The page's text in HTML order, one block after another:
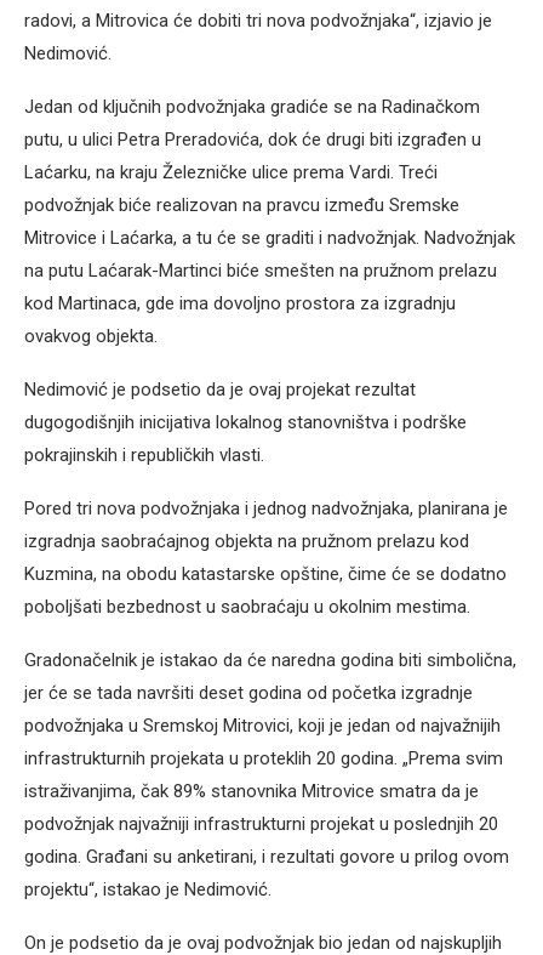
radovi, a Mitrovica će dobiti tri nova podvožnjaka“, izjavio je
Nedimović.
Jedan od ključnih podvožnjaka gradiće se na Radinačkom
putu, u ulici Petra Preradovića, dok će drugi biti izgrađen u
Laćarku, na kraju Železničke ulice prema Vardi. Treći
podvožnjak biće realizovan na pravcu između Sremske
Mitrovice i Laćarka, a tu će se graditi i nadvožnjak. Nadvožnjak
na putu Laćarak-Martinci biće smešten na pružnom prelazu
kod Martinaca, gde ima dovoljno prostora za izgradnju
ovakvog objekta.
Nedimović je podsetio da je ovaj projekat rezultat
dugogodišnjih inicijativa lokalnog stanovništva i podrške
pokrajinskih i republičkih vlasti.
Pored tri nova podvožnjaka i jednog nadvožnjaka, planirana je
izgradnja saobraćajnog objekta na pružnom prelazu kod
Kuzmina, na obodu katastarske opštine, čime će se dodatno
poboljšati bezbednost u saobraćaju u okolnim mestima.
Gradonačelnik je istakao da će naredna godina biti simbolična,
jer će se tada navršiti deset godina od početka izgradnje
podvožnjaka u Sremskoj Mitrovici, koji je jedan od najvažnijih
infrastrukturnih projekata u proteklih 20 godina. „Prema svim
istraživanjima, čak 89% stanovnika Mitrovice smatra da je
podvožnjak najvažniji infrastrukturni projekat u poslednjih 20
godina. Građani su anketirani, i rezultati govore u prilog ovom
projektu“, istakao je Nedimović.
On je podsetio da je ovaj podvožnjak bio jedan od najskupljih